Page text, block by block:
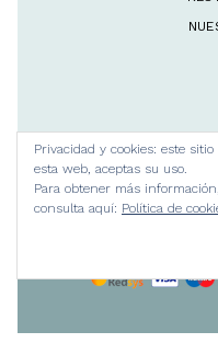
Rosa M. Lorite
Privacidad y cookies: este
esta web, aceptas su uso.
Para obtener más
consulta aquí: Política de